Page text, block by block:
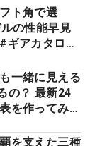
ト角で選
の性能早見
ギアカタログ
一緒に見える
の？ 最新24
を作ってみ
を支えた三種